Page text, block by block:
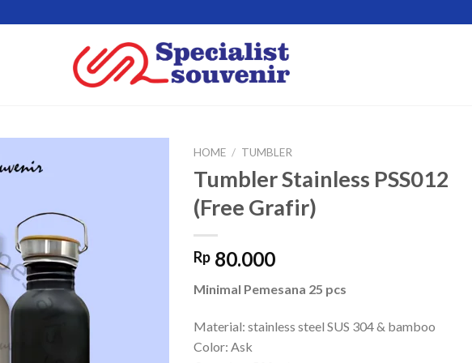
HOME / TUMBLER
Tumbler Stainless PSS012
(Free Grafir)
Rp 80.000
Minimal Pemesana 25 pcs
Material: stainless steel SUS 304 & bamboo
Color: Ask